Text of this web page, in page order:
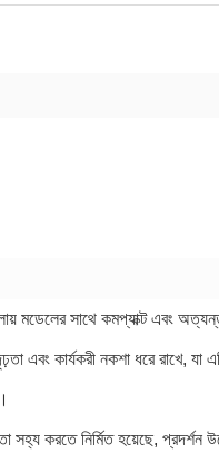
সাথে কমপ্যাক্ট এবং অত্যন্ত
এবং কার্যকরী নকশা ধরে রাখে,
সহ্য করতে নির্মিত হয়েছে, প্রদর্শন